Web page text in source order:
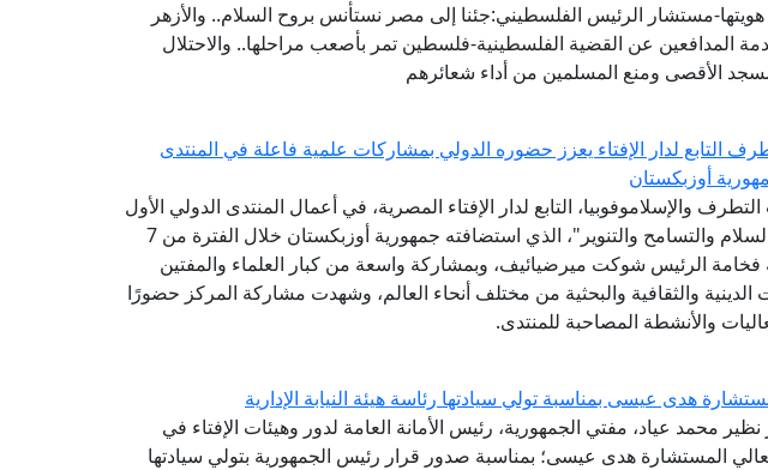
مستشار الرئيس الفلسطيني:جئنا إلى مصر نستأنس بروح السلام.. والأزهر
المدافعين عن القضية الفلسطينية-فلسطين تمر بأصعب مراحلها.. والاحتلال
الأقصى ومنع المسلمين من أداء شعائرهم
التابع لدار الإفتاء يعزز حضوره الدولي بمشاركات علمية فاعلة في المنتدى
أوزبكستان
والإسلاموفوبيا، التابع لدار الإفتاء المصرية، في أعمال المنتدى الدولي الأول
للحضارة الإسلامية "طريق السلام والتسامح والتنوير"، الذي استضافته جمهورية أوزبكستان خلال الفترة من 7
برعاية فخامة الرئيس شوكت ميرضيائيف، وبمشاركة واسعة من كبار العلماء والمفتين
والثقافية والبحثية من مختلف أنحاء العالم، وشهدت مشاركة المركز حضورًا
والأنشطة المصاحبة للمنتدى.
هدى عيسى بمناسبة تولي سيادتها رئاسة هيئة النيابة الإدارية
نظير محمد عياد، مفتي الجمهورية، رئيس الأمانة العامة لدور وهيئات الإفتاء في
معالي المستشارة هدى عيسى؛ بمناسبة صدور قرار رئيس الجمهورية بتولي سيادتها